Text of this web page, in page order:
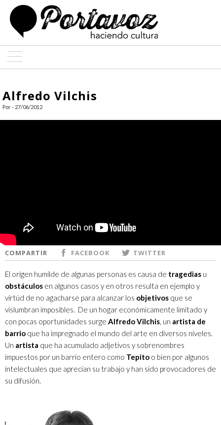
ARQUITECTURA
Alfredo Vilchis
Por - 27/06/2012
COMPARTIR FACEBOOK TWITTER
El orígen humilde de algunas personas es causa de tragedias u
obstáculos en algunos casos y en otros resulta en ejemplo y
virtúd de no agacharse para alcanzar los objetivos que se
vislumbran imposibles. De un hogar económicamente limitado y
con pocas oportunidades surge Alfredo Vilchis , un artista de
barrio que ha impregnado el mundo del arte en diversos niveles.
Un artista que ha acumulado adjetivos y sobrenombres
impuestos por un barrio entero como Tepito o bien por algunos
intelectuales que aprecian su trabajo y han sido provocadores de
su difusión.